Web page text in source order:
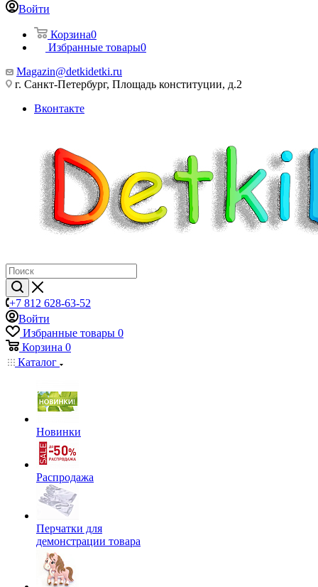
Войти
Корзина0
Избранные товары0
Magazin@detkidetki.ru
г. Санкт-Петербург, Площадь конституции, д.2
Вконтакте
+7 812 628-63-52
Войти
Избранные товары 0
Корзина 0
Каталог
Новинки
Распродажа
Перчатки для
демонстрации товара